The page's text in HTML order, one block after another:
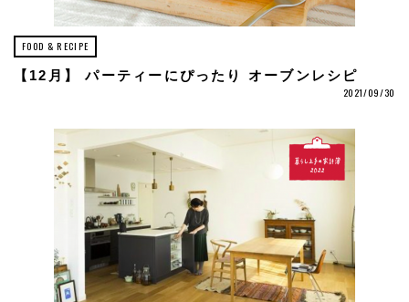
FOOD & RECIPE
【12月】 パーティーにぴったり オーブンレシピ
2021/09/30